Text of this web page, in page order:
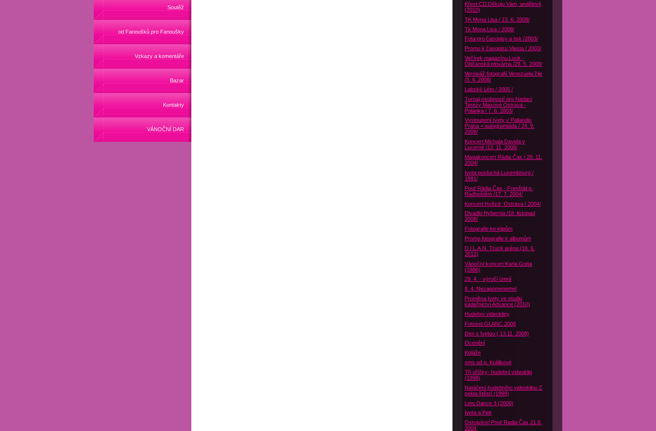
Soutěž
od Fanoušků pro Fanoušky
Vzkazy a komentáře
Bazar
Kontakty
VÁNOČNÍ DAR
Křest CD Děkuju Vám, andělové
(2010)
TK Mona Lisa / 13. 6. 2008/
Tk Mona Lisa / 2008/
Fota pro časopisy a tisk /2003/
Promo k časopisu Vlasta / 2003/
Večírek magazínu Look -
Občanská plovárna /29. 5. 2008/
Vernisáž fotografií Venezuela žije
/3. 4. 2008/
Labské Léto / 2005 /
Turnaj osobností pro Nadaci
Terezy Maxové Ostrava -
Polanka / 7. 6. 2003/
Vystoupení Ivety v Pallandiu
Praha + autogramiáda / 24. 9.
2008/
Koncert Michala Davida v
Lucerně /13. 11. 2008/
Magakoncert Rádia Čas / 20. 11.
2004/
Iveta posluchá Luxembourg /
1991/
Pouť Rádia Čas - Frenštát p.
Radhoštěm /17. 7. 2004/
Koncert Hvězd- Ostrava / 2004/
Divadlo Hybernia /18. listopad
2008/
Fotografie ke klipům
Promo fotografie k albumům
D.I.L.A.N. Truck aréna (16. 6.
2012)
Vánoční koncert Karla Gotta
(1986)
29. 4. - výročí úmrtí
8. 4. Nezapomeneme!
Proměna Ivety ve studiu
kadeřnictví Advance (2010)
Hudební videoklipy
Fotoset GLANC 2008
Den s Ivetou ( 13.11. 2008)
Ocenění
Koláže
sms od p. Králikové
Tři oříšky- hudební videoklip
(1998)
Natáčení hudebního videoklipu Z
pekla štěstí (1999)
Lets Dance 3 (2009)
Iveta a Petr
Ostravice/ Pouť Radia Čas 21.8.
2004